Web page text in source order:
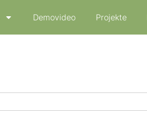
Demovideo Projekte